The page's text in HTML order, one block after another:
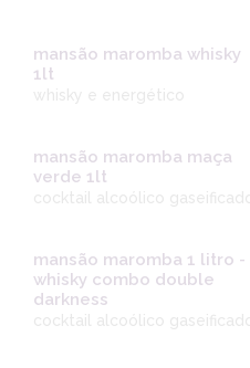
mansão maromba whisky
1lt
whisky e energético
mansão maromba maça
verde 1lt
cocktail alcoólico gaseificado.
mansão maromba 1 litro -
whisky combo double
darkness
cocktail alcoólico gaseificado.